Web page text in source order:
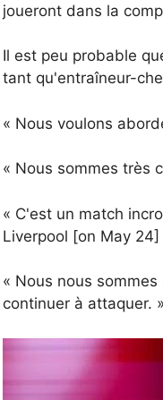
joueront dans la
Il est peu probable
tant qu'entraîneur-
« Nous voulons
« Nous sommes très
« C'est un match
Liverpool [on May
« Nous nous
continuer à attaquer. »